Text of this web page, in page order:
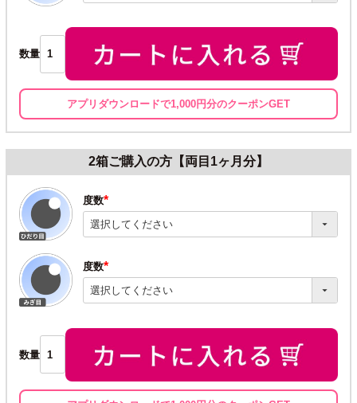
数量
アプリダウンロードで1,000円分のクーポンGET
2箱ご購入の方【両目1ヶ月分】
度数
(必
須)
度数
(必
須)
数量